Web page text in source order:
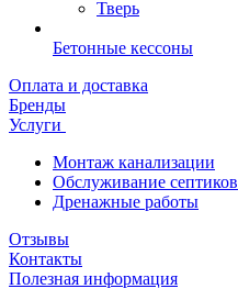
Тверь
Бетонные кессоны
Оплата и доставка
Бренды
Услуги
Монтаж канализации
Обслуживание септиков
Дренажные работы
Отзывы
Контакты
Полезная информация